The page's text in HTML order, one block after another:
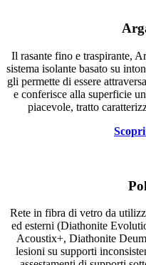
Il rasante fino e traspirante,
sistema isolante basato su
gli permette di essere
e conferisce alla superficie
piacevole, tratto
Rete in fibra di vetro da
ed esterni (Diathonite
Acoustix+, Diathonite
lesioni su supporti